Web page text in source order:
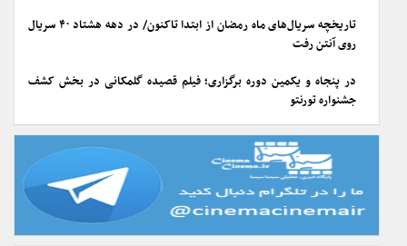
تاریخچه سریال‌های ماه رمضان از ابتدا تاکنون/ در دهه هشتاد ۴۰ سریال
روی آنتن رفت
در پنجاه و یکمین دوره برگزاری؛ فیلم قصیده گلمکانی در بخش کشف
جشنواره تورنتو